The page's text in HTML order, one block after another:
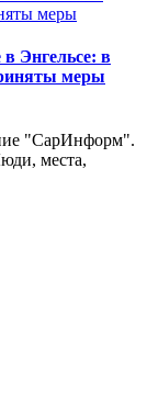
Энгельсе: в
меры
"СарИнформ".
места,